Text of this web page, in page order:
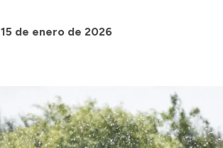
15 de enero de 2026